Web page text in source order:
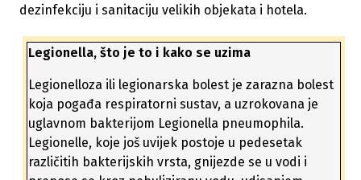
dezinfekciju i sanitaciju velikih objekata i hotela.
Legionella, što je to i kako se uzima
Legionelloza ili legionarska bolest je zarazna bolest
koja pogađa respiratorni sustav, a uzrokovana je
uglavnom bakterijom Legionella pneumophila.
Legionelle, koje još uvijek postoje u pedesetak
različitih bakterijskih vrsta, gnijezde se u vodi i